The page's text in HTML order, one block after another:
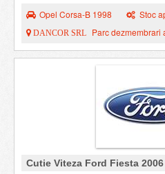
Opel Corsa-B 1998 Stoc
DANCOR SRL Parc dezmembrari
Cutie Viteza Ford Fiesta